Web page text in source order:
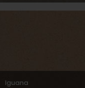
Iguana